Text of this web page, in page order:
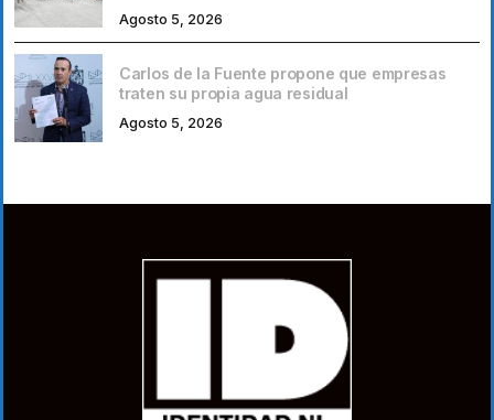
Agosto 5, 2026
Carlos de la Fuente propone que empresas
traten su propia agua residual
Agosto 5, 2026